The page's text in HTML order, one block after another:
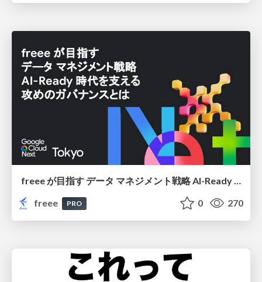
freee が目指す データ マネジメント戦略 AI-Ready 時代を支える 攻めのガバナンスとは
freee
PRO 0 270